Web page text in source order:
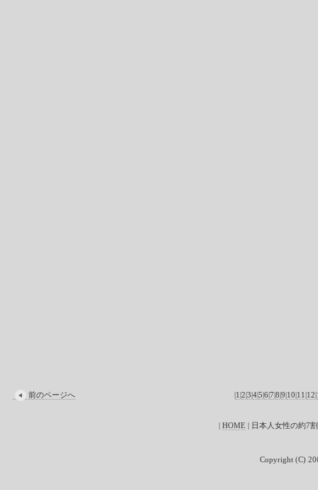
前のページへ |1|2|3|4|5|6|7|8|9|10|11|12|
| HOME | 日本人女性の約7
Copyright (C)